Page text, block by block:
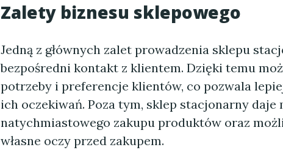
Zalety biznesu sklepowego
Jedną z głównych zalet prowadzenia sklepu
bezpośredni kontakt z klientem. Dzięki temu
potrzeby i preferencje klientów, co pozwala
ich oczekiwań. Poza tym, sklep stacjonarny daje
natychmiastowego zakupu produktów oraz
własne oczy przed zakupem.